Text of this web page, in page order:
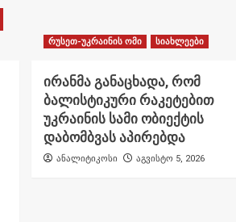
რუსეთ-უკრაინის ომი სიახლეები
ირანმა განაცხადა, რომ
ბალისტიკური რაკეტებით
უკრაინის სამი ობიექტის
დაბომბვას აპირებდა
ანალიტიკოსი აგვისტო 5, 2026